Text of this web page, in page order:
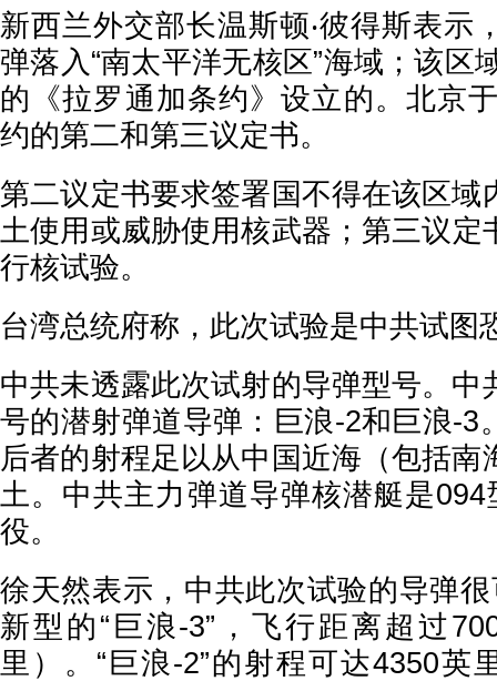
新西兰外交部长温斯顿‧彼得斯表示
弹落入“南太平洋无核区”海域；该区
的《拉罗通加条约》设立的。北京
约的第二和第三议定书。
第二议定书要求签署国不得在该区域
土使用或威胁使用核武器；第三议定
行核试验。
台湾总统府称，此次试验是中共试图
中共未透露此次试射的导弹型号。中
号的潜射弹道导弹：巨浪-2和巨浪-3
后者的射程足以从中国近海（包括南
土。中共主力弹道导弹核潜艇是
役。
徐天然表示，中共此次试验的导弹很
新型的“巨浪-3”，飞行距离超过
里）。“巨浪-2”的射程可达4350英